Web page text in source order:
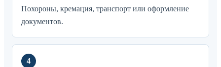
Похороны, кремация, транспорт или оформление
документов.